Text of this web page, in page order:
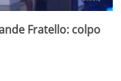
Fratello: colpo